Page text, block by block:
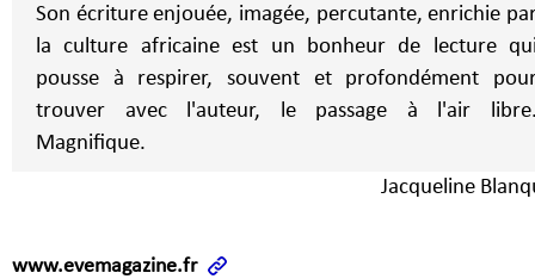
Son écriture enjouée, imagée, percutante, enrichie
la culture africaine est un bonheur de lecture
pousse à respirer, souvent et profondément
trouver avec l'auteur, le passage à l'air
Magnifique.
Jacqueline
www.evemagazine.fr